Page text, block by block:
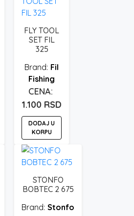
FLY TOOL
SET FIL
325
Fil
Fishing
1.100 RSD
DODAJ U
KORPU
STONFO
BOBTEC 2 675
Stonfo